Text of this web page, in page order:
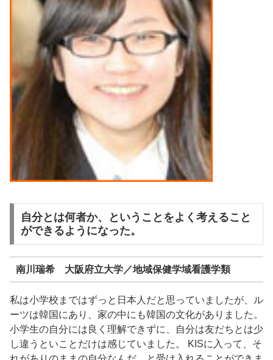
自分とは何者か、ということをよく考えること
ができるようになった。
南川瑞希 大阪府立大学／地域保健学域看護学類
私は小学校まではずっと日本人だと思っていましたが、ル
ーツは韓国にあり、家の中にも韓国の文化がありました。
小学生の自分には良く理解できずに、自分は友だちとは少
し違うといことだけは感じていました。 KISに入って、そ